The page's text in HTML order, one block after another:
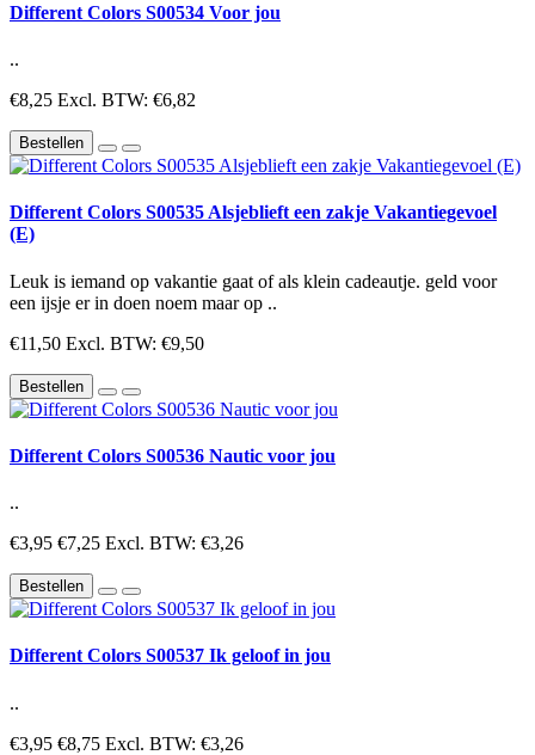
Different Colors S00534 Voor jou
..
€8,25 Excl. BTW: €6,82
Bestellen
Different Colors S00535 Alsjeblieft een zakje Vakantiegevoel
(E)
Leuk is iemand op vakantie gaat of als klein cadeautje. geld voor
een ijsje er in doen noem maar op ..
€11,50 Excl. BTW: €9,50
Bestellen
Different Colors S00536 Nautic voor jou
..
€3,95 €7,25 Excl. BTW: €3,26
Bestellen
Different Colors S00537 Ik geloof in jou
..
€3,95 €8,75 Excl. BTW: €3,26